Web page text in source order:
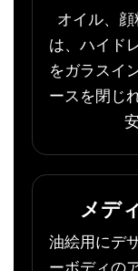
オイル、
は、ハイド
をガラスイ
ースを閉じ
メデ
油絵用にデ